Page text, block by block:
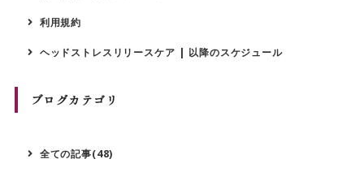
利用規約
ヘッドストレスリリースケア | 以降のスケジュール
ブログカテゴリ
全ての記事(48)